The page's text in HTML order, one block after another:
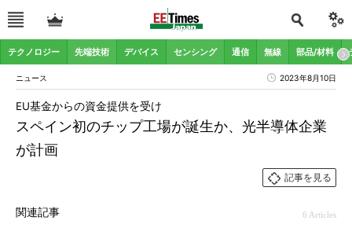
テクノロジー 先端技術 デバイス センシング 通信 無線 部品/材料
ニュース 2023年8月10日
スペイン初のチップ工場が誕生か、光半導体企業
が計画
EU基金からの資金提供を受け
記事を見る
関連記事 6 Articles